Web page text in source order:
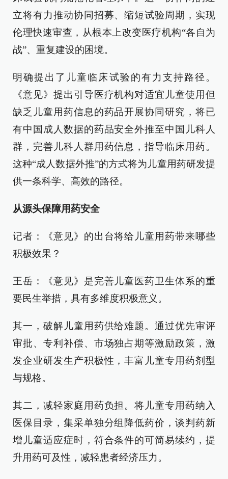
立将有力推动协同招募、缩短试验周期，实现
伦理快速审查，从根本上改变医疗机构“各自为
战”、重复建设的困境。
明确提出了儿童临床试验的有力支持路径。
《意见》提出引导医疗机构对适宜儿童使用但
缺乏儿童用药信息的药品开展协同研究，将已
有中国成人数据的药品安全外推至中国儿科人
群，完善儿科人群用药信息，指导临床用药。
这种“成人数据外推”的方式将为儿童用药研发提
供一条科学、高效的路径。
从源头保障用药安全
记者：《意见》的出台将给儿童用药带来哪些
积极效果？
王岳：《意见》是完善儿童医药卫生体系的重
要民生举措，具有多维度积极意义。
其一，破解儿童用药供给难题。通过优先审评
审批、专利补偿、市场独占期等激励政策，激
发企业研发生产积极性，丰富儿童专用药剂型
与规格。
其二，减轻家庭用药负担。将儿童专用药纳入
医保目录，集采单独分组降低药价，谈判药新
增儿童适应症时，符合条件的可简易续约，提
升用药可及性，减轻患者经济压力。